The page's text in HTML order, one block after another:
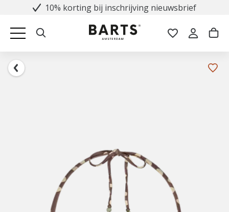
10% korting bij inschrijving nieuwsbrief